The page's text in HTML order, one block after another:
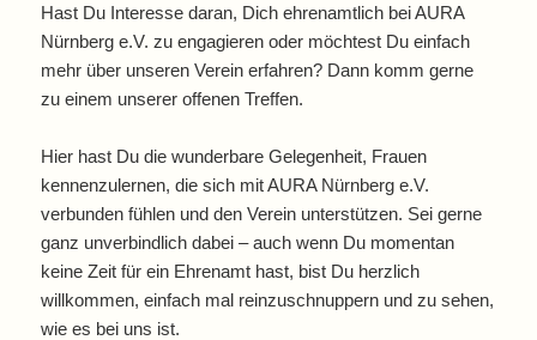
Hast Du Interesse daran, Dich ehrenamtlich bei AURA
Nürnberg e.V. zu engagieren oder möchtest Du einfach
mehr über unseren Verein erfahren? Dann komm gerne
zu einem unserer offenen Treffen.
Hier hast Du die wunderbare Gelegenheit, Frauen
kennenzulernen, die sich mit AURA Nürnberg e.V.
verbunden fühlen und den Verein unterstützen. Sei gerne
ganz unverbindlich dabei – auch wenn Du momentan
keine Zeit für ein Ehrenamt hast, bist Du herzlich
willkommen, einfach mal reinzuschnuppern und zu sehen,
wie es bei uns ist.